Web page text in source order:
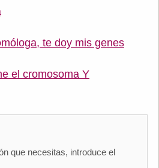
te doy mis genes
el cromosoma Y
que necesitas, introduce el